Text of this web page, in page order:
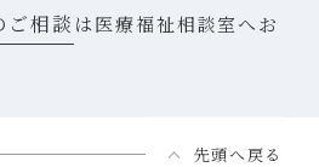
ご相談 は医療福祉相談室へお
先頭へ戻る